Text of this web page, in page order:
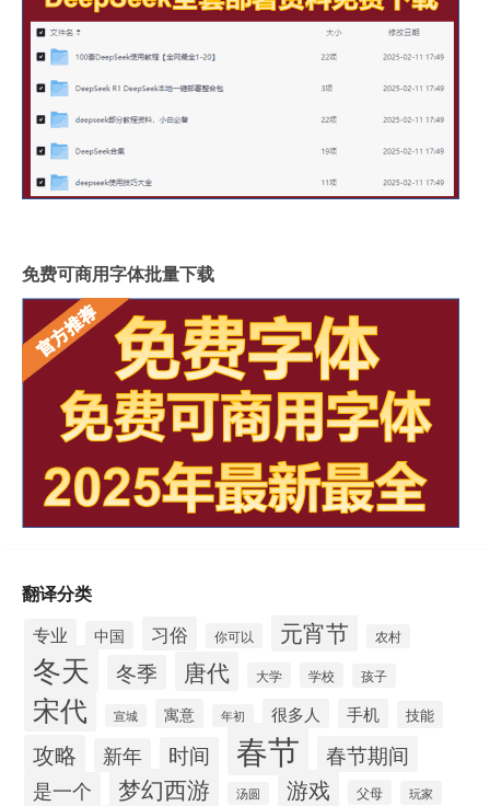
免费可商用字体批量下载
翻译分类
专业
中国 习俗 你可以 元宵节 农村
冬天 冬季 唐代 大学 学校 孩子
宋代 宣城 寓意 年初 很多人 手机 技能
攻略 新年 时间 春节 春节期间
是一个 梦幻西游 汤圆 游戏 父母 玩家